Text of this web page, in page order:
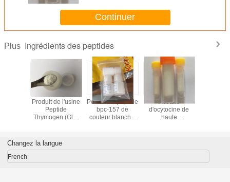
Continuer
Plus Ingrédients des peptides
Produit de l'usine
Peptide
Thymogen (Glu-
Pentadecapeptide
bpc-157 de
couleur blanche,
Acétate
d'ocytocine de
haute
Changez la langue
French